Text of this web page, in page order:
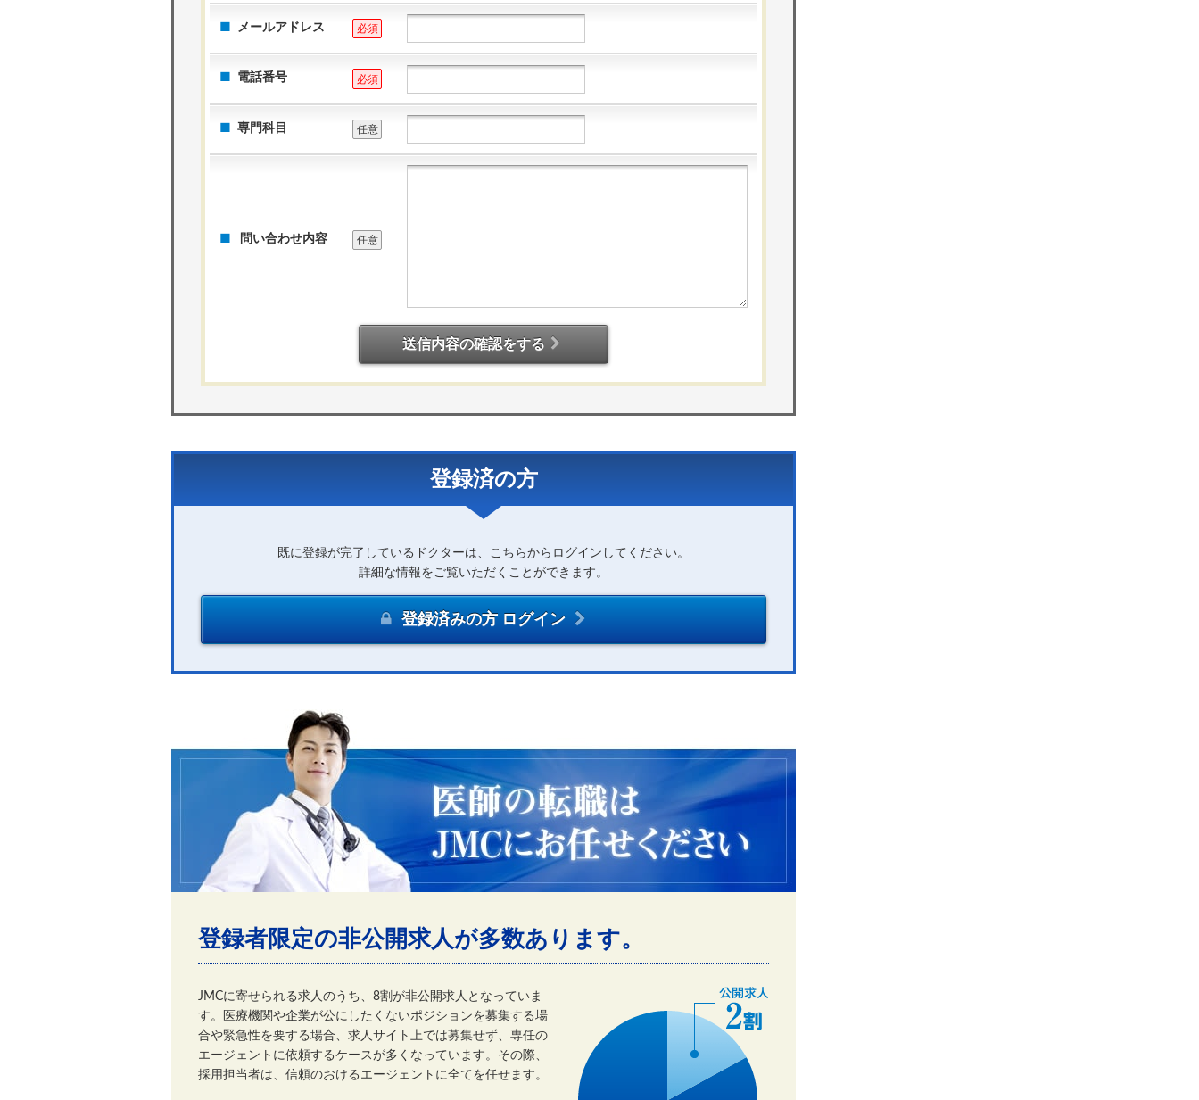
メールアドレス 必須
電話番号 必須
専門科目 任意
問い合わせ内容 任意
送信内容の確認をする
登録済の方
既に登録が完了しているドクターは、こちらからログインしてください。
詳細な情報をご覧いただくことができます。
登録済みの方 ログイン
登録者限定の非公開求人が多数あります。
JMCに寄せられる求人のうち、8割が非公開求人となっていま
す。医療機関や企業が公にしたくないポジションを募集する場
合や緊急性を要する場合、求人サイト上では募集せず、専任の
エージェントに依頼するケースが多くなっています。その際、
採用担当者は、信頼のおけるエージェントに全てを任せます。